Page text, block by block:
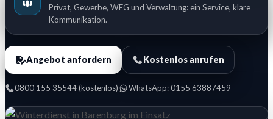
Privat, Gewerbe, WEG und Verwaltung: ein Service, klare
Kommunikation.
Angebot anfordern Kostenlos anrufen
0800 155 35544 (kostenlos) WhatsApp: 0155 63887459